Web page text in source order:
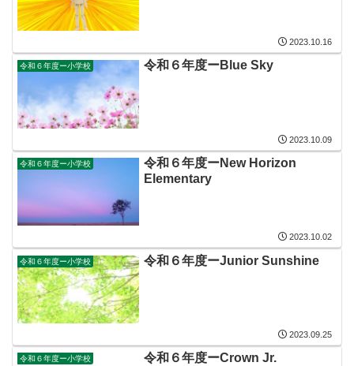
2023.10.16
令和６年度ー小学校 令和６年度ーBlue Sky
2023.10.09
令和６年度ー小学校
令和６年度ーNew Horizon
Elementary
2023.10.02
令和６年度ー小学校 令和６年度ーJunior Sunshine
2023.09.25
令和６年度ー小学校 令和６年度ーCrown Jr.